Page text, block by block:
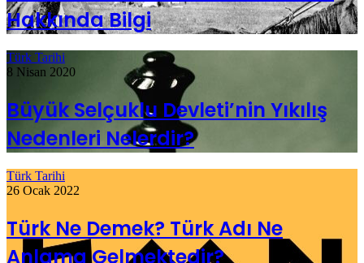
Hakkında Bilgi
Türk Tarihi
8 Nisan 2020
Büyük Selçuklu Devleti’nin Yıkılış
Nedenleri Nelerdir?
Türk Tarihi
26 Ocak 2022
Türk Ne Demek? Türk Adı Ne
Anlama Gelmektedir?